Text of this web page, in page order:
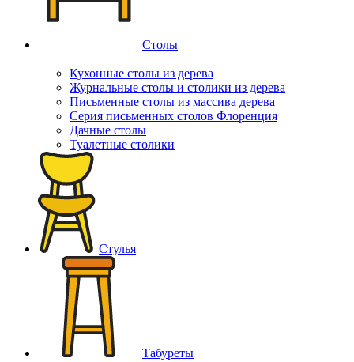
Столы
Кухонные столы из дерева
Журнальные столы и столики из дерева
Письменные столы из массива дерева
Серия письменных столов Флоренция
Дачные столы
Туалетные столики
Стулья
Табуреты